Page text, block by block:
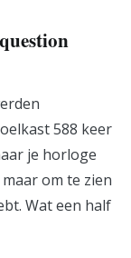
588 keer
je horloge
om te zien
Wat een half